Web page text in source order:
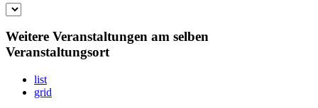
Weitere Veranstaltungen am selben
Veranstaltungsort
list
grid